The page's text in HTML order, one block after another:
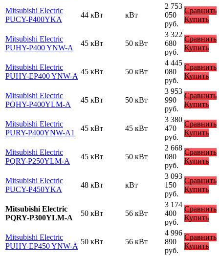
Mitsubishi Electric
PUCY-P400YKA
44 кВт кВт
2 753
050
руб.
Сравнить
Купить
Mitsubishi Electric
PUHY-P400 YNW-A
45 кВт 50 кВт
3 322
680
руб.
Сравнить
Купить
Mitsubishi Electric
PUHY-EP400 YNW-A
45 кВт 50 кВт
4 445
080
руб.
Сравнить
Купить
Mitsubishi Electric
PQHY-P400YLM-A
45 кВт 50 кВт
3 953
990
руб.
Сравнить
Купить
Mitsubishi Electric
PURY-P400YNW-A1
45 кВт 45 кВт
3 380
470
руб.
Сравнить
Купить
Mitsubishi Electric
PQRY-P250YLM-A
45 кВт 50 кВт
2 668
080
руб.
Сравнить
Купить
Mitsubishi Electric
PUCY-P450YKA
48 кВт кВт
3 093
150
руб.
Сравнить
Купить
Mitsubishi Electric
PQRY-P300YLM-A
50 кВт 56 кВт
3 174
400
руб.
Сравнить
Купить
Mitsubishi Electric
PUHY-EP450 YNW-A
50 кВт 56 кВт
4 996
890
руб.
Сравнить
Купить